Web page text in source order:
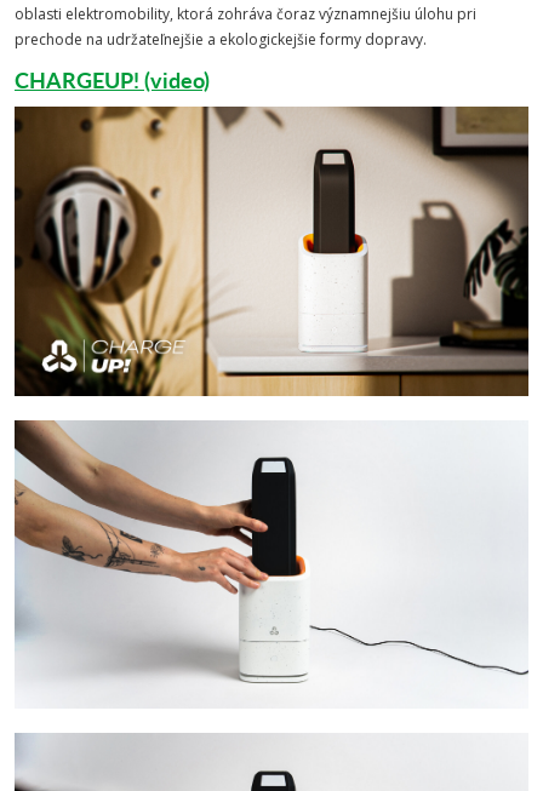
oblasti elektromobility, ktorá zohráva čoraz významnejšiu úlohu pri
prechode na udržateľnejšie a ekologickejšie formy dopravy.
CHARGEUP! (video)